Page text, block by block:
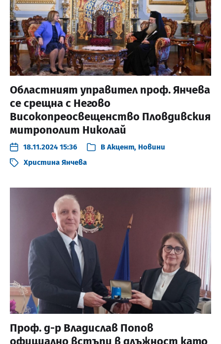
Областният управител проф. Янчева
се срещна с Негово
Високопреосвещенство Пловдивския
митрополит Николай
18.11.2024 15:36 В Акцент, Новини
Христина Янчева
Проф. д-р Владислав Попов
официално встъпи в длъжност като